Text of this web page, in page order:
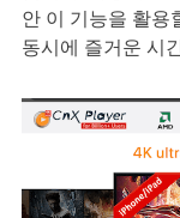
안 이 기능을 활용
동시에 즐거운 시